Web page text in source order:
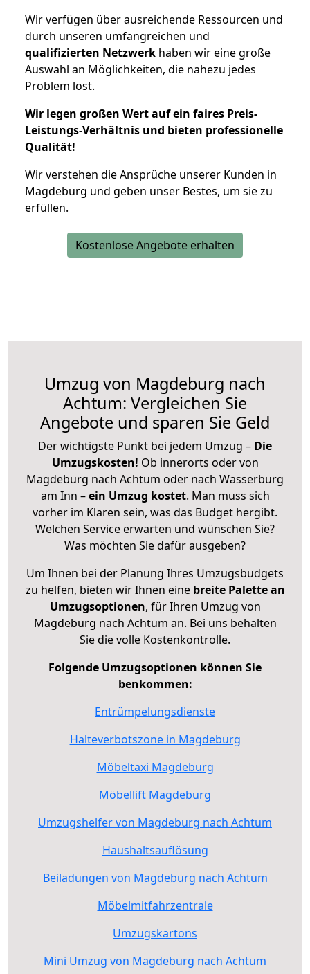
Wir verfügen über ausreichende Ressourcen und
durch unseren umfangreichen und
qualifizierten Netzwerk haben wir eine große
Auswahl an Möglichkeiten, die nahezu jedes
Problem löst.
Wir legen großen Wert auf ein faires Preis-
Leistungs-Verhältnis und bieten professionelle
Qualität!
Wir verstehen die Ansprüche unserer Kunden in
Magdeburg und geben unser Bestes, um sie zu
erfüllen.
Kostenlose Angebote erhalten
Umzug von Magdeburg nach
Achtum: Vergleichen Sie
Angebote und sparen Sie Geld
Der wichtigste Punkt bei jedem Umzug – Die
Umzugskosten! Ob innerorts oder von
Magdeburg nach Achtum oder nach Wasserburg
am Inn –ein Umzug kostet. Man muss sich
vorher im Klaren sein, was das Budget hergibt.
Welchen Service erwarten und wünschen Sie?
Was möchten Sie dafür ausgeben?
Um Ihnen bei der Planung Ihres Umzugsbudgets
zu helfen, bieten wir Ihnen eine breite Palette an
Umzugsoptionen, für Ihren Umzug von
Magdeburg nach Achtum an. Bei uns behalten
Sie die volle Kostenkontrolle.
Folgende Umzugsoptionen können Sie
benkommen:
Entrümpelungsdienste
Halteverbotszone in Magdeburg
Möbeltaxi Magdeburg
Möbellift Magdeburg
Umzugshelfer von Magdeburg nach Achtum
Haushaltsauflösung
Beiladungen von Magdeburg nach Achtum
Möbelmitfahrzentrale
Umzugskartons
Mini Umzug von Magdeburg nach Achtum